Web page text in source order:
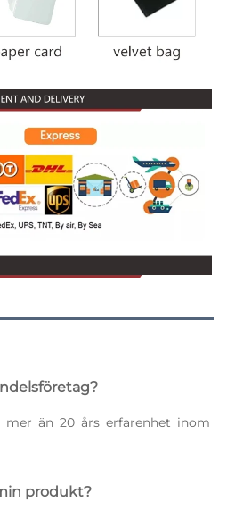
än 20 års erfarenhet inom
produkt?